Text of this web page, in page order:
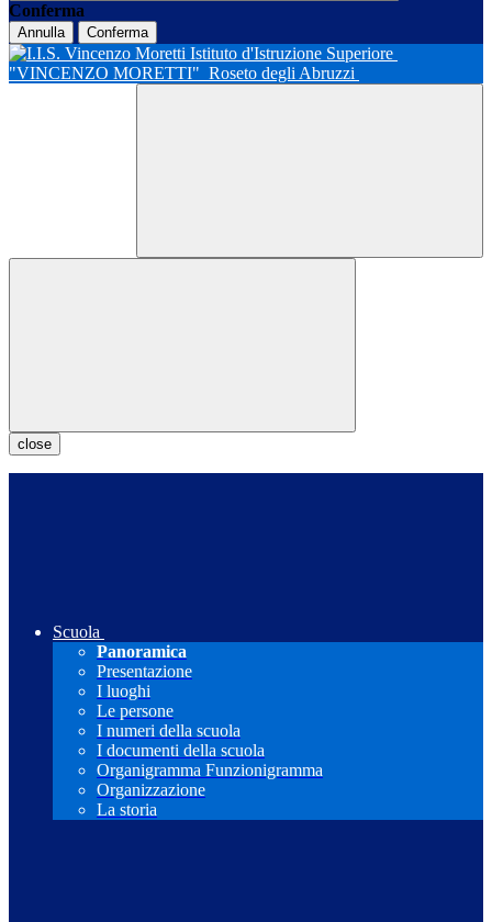
Conferma
Annulla Conferma
Istituto d'Istruzione Superiore
"VINCENZO MORETTI" Roseto degli Abruzzi
close
Scuola
Panoramica
Presentazione
I luoghi
Le persone
I numeri della scuola
I documenti della scuola
Organigramma Funzionigramma
Organizzazione
La storia